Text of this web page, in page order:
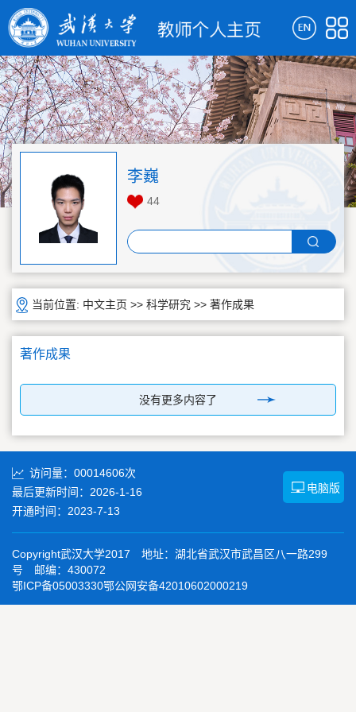
李巍
44
当前位置: 中文主页 >> 科学研究 >> 著作成果
著作成果
没有更多内容了
访问量： 00014606次
最后更新时间： 2026-1-16
开通时间： 2023-7-13
电脑版
Copyright武汉大学2017 地址：湖北省武汉市武昌区八一路299
号 邮编：430072
鄂ICP备05003330鄂公网安备42010602000219